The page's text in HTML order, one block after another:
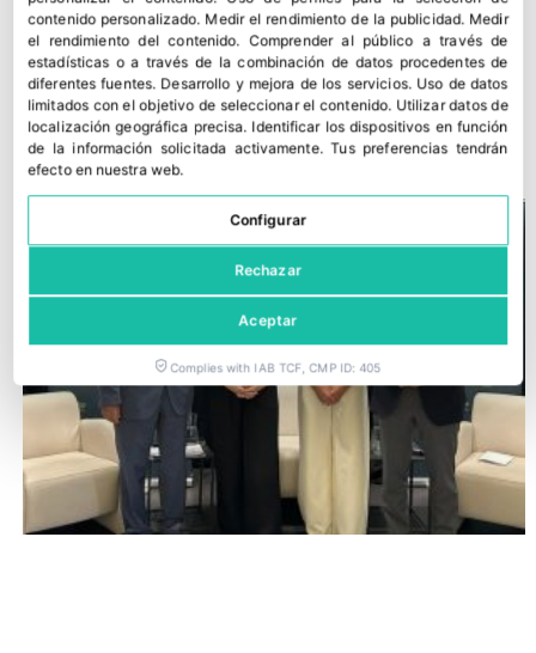
Carrefour acelera el uso de IA en sus supermercados
15 junio, 2026
contenido personalizado. Medir el rendimiento de la publicidad. Medir
el rendimiento del contenido.Comprender al público a través de
estadísticas o a través de la combinación de datos procedentes de
diferentes fuentes. Desarrollo y mejora de los servicios. Uso de datos
limitados con el objetivo de seleccionar el contenido. Utilizar datos de
localización geográfica precisa. Identificar los dispositivos en función
de la información solicitada activamente.Tus preferencias tendrán
efecto en nuestra web.
Configurar
Rechazar
Aceptar
Complies with IAB TCF, CMP ID: 405